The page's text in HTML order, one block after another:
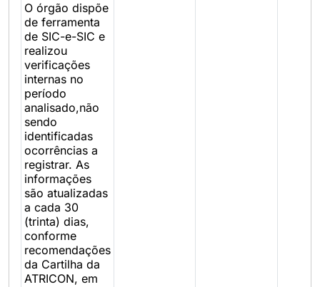
O órgão dispõe
de ferramenta
de SIC-e-SIC e
realizou
verificações
internas no
período
analisado,não
sendo
identificadas
ocorrências a
registrar. As
informações
são atualizadas
a cada 30
(trinta) dias,
conforme
recomendações
da Cartilha da
ATRICON, em